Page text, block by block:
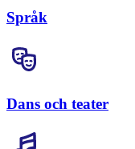
Språk
Dans och teater